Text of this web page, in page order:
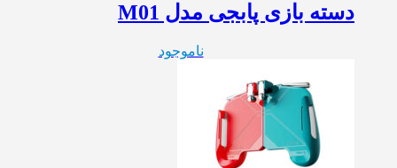
دسته بازی پابجی مدل M01
ناموجود